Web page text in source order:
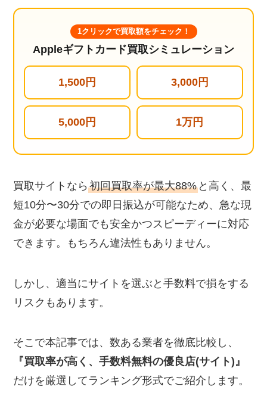
1クリックで買取額をチェック！
Appleギフトカード買取シミュレーション
1,500円 3,000円
5,000円 1万円
買取サイトなら初回買取率が最大88% と高く、最
短10分〜30分での即日振込が可能なため、急な現
金が必要な場面でも安全かつスピーディーに対応
できます。もちろん違法性もありません。
しかし、適当にサイトを選ぶと手数料で損をする
リスクもあります。
そこで本記事では、数ある業者を徹底比較し、
『買取率が高く、手数料無料の優良店(サイト)』
だけを厳選してランキング形式でご紹介します。